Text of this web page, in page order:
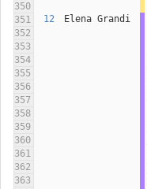
350
351
12 Elena Grandi
352
353
354
355
356
357
358
359
360
361
362
363